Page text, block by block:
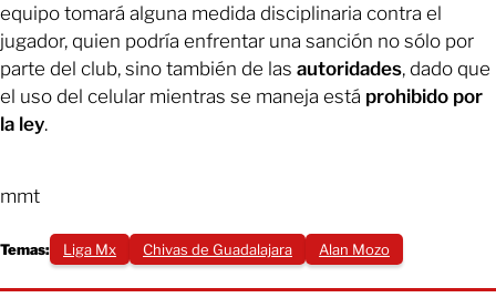
equipo tomará alguna medida disciplinaria contra el
jugador, quien podría enfrentar una sanción no sólo por
parte del club, sino también de las autoridades, dado que
el uso del celular mientras se maneja está prohibido por
la ley.
mmt
Temas: Liga Mx Chivas de Guadalajara Alan Mozo